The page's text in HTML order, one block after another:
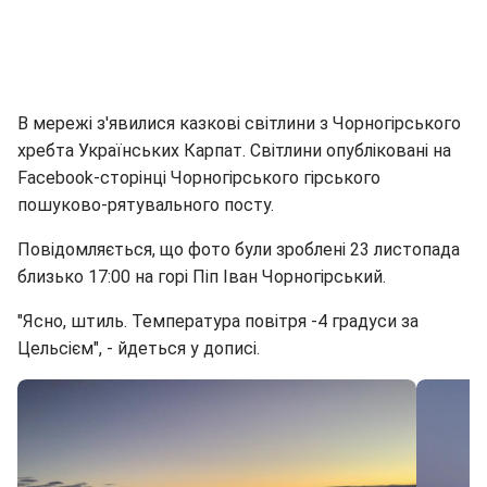
В мережі з'явилися казкові світлини з Чорногірського
хребта Українських Карпат. Світлини опубліковані на
Facebook-сторінці Чорногірського гірського
пошуково-рятувального посту.
Повідомляється, що фото були зроблені 23 листопада
близько 17:00 на горі Піп Іван Чорногірський.
"Ясно, штиль. Температура повітря -4 градуси за
Цельсієм", - йдеться у дописі.